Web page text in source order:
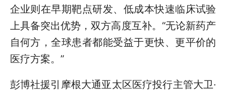
企业则在早期靶点研发、低成本快速临床试验
上具备突出优势，双方高度互补。“无论新药产
自何方，全球患者都能受益于更快、更平价的
医疗方案。”
彭博社援引摩根大通亚太区医疗投行主管大卫·